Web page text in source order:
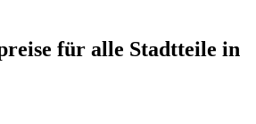
für alle Stadtteile in